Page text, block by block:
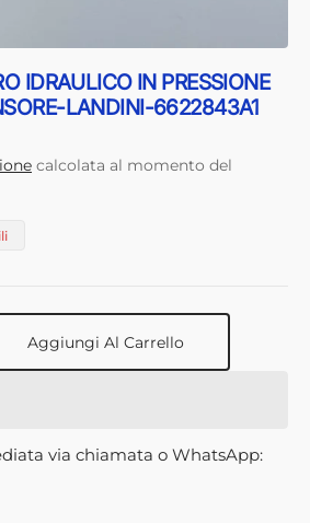
IDRAULICO IN PRESSIONE
LANDINI-6622843A1
calcolata al momento del
Aggiungi Al Carrello
via chiamata o WhatsApp: